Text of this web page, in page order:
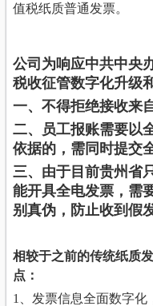
值税纸质普通发票。
公司为响应中共中央
税收征管数字化升级
一、不得拒绝接收来
二、员工报账需要以
依据的，需同时提交
三、由于目前贵州省
能开具全电发票，需
别真伪，防止收到假
相较于之前的传统纸质
点：
1、发票信息全面数字